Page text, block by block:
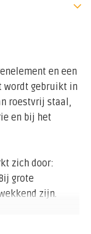
en een
wordt gebruikt in
roestvrij staal,
en bij het
zich door:
grote
zijn.